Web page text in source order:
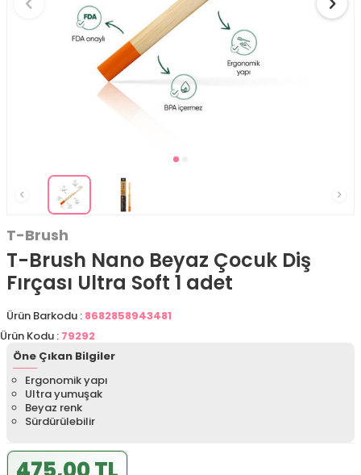
T-Brush
T-Brush Nano Beyaz Çocuk Diş
Fırçası Ultra Soft 1 adet
Ürün Barkodu : 8682858943481
Ürün Kodu : 79292
Öne Çıkan Bilgiler
Ergonomik yapı
Ultra yumuşak
Beyaz renk
Sürdürülebilir